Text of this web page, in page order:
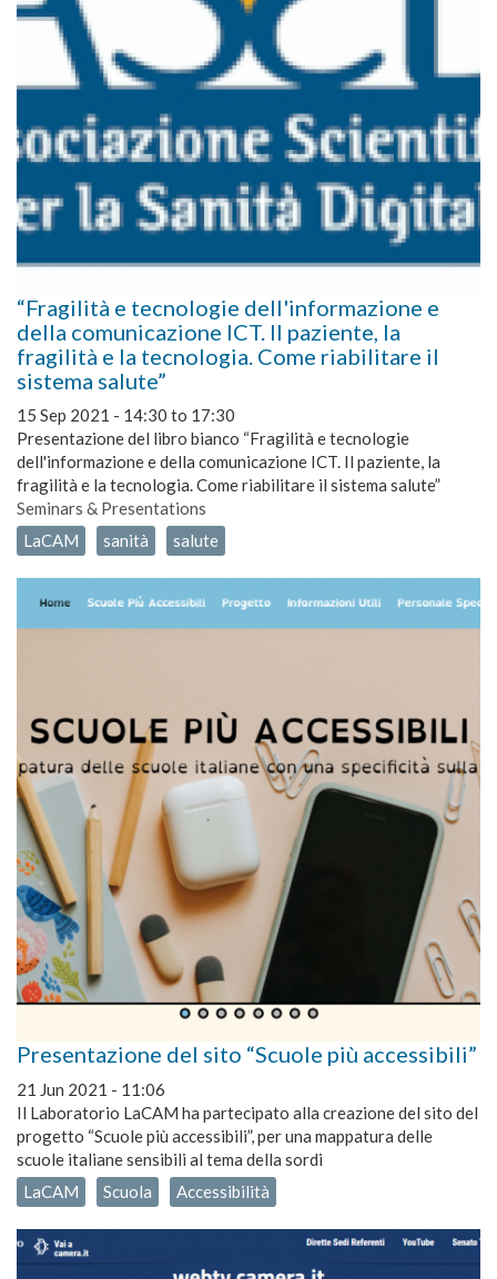
“Fragilità e tecnologie dell'informazione e
della comunicazione ICT. Il paziente, la
fragilità e la tecnologia. Come riabilitare il
sistema salute”
15 Sep 2021 - 14:30 to 17:30
Presentazione del libro bianco “Fragilità e tecnologie
dell'informazione e della comunicazione ICT. Il paziente, la
fragilità e la tecnologia. Come riabilitare il sistema salute”
Seminars & Presentations
LaCAM
sanità salute
Presentazione del sito “Scuole più accessibili”
21 Jun 2021 - 11:06
Il Laboratorio LaCAM ha partecipato alla creazione del sito del
progetto “Scuole più accessibili”, per una mappatura delle
scuole italiane sensibili al tema della sordi
LaCAM
Scuola Accessibilità